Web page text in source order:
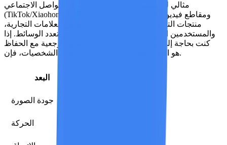
مثالي لـ:
منشئي المحتوى على وسائل التواصل الاجتماعي
(TikTok/Xiaohongshu/Bilibili/WeChat Moments)، ومقاطع فيديو
منتجات التجارة الإلكترونية، وأصول تسويق العلامات التجارية،
والمستخدمين الذين يحتاجون إلى تحكم إبداعي متعدد الوسائط. إذا
كنت بحاجة إلى إنشاء مقاطع فيديو من صور مرجعية مع الحفاظ
على اتساق الشخصيات، فإن Seedance هو الحل الأقوى.
البعد
جودة الصورة
الحركة